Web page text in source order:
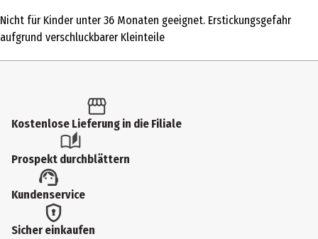
Produkttyp
Artikelnummer des Herstellers
546801-X2EU
Besonderheiten
Achtung: diesen Artikel gibt es in verschiedenen Ausführungen. Sie
erhalten nur 1 Artikel (zufällige Auswahl im Lager). Eine Vorauswahl
ist nicht möglich.
Nicht für Kinder unter 36 Monaten geeignet. Erstickungsgefahr
aufgrund verschluckbarer Kleinteile
Kostenlose Lieferung in die Filiale
Prospekt durchblättern
Kundenservice
Sicher einkaufen